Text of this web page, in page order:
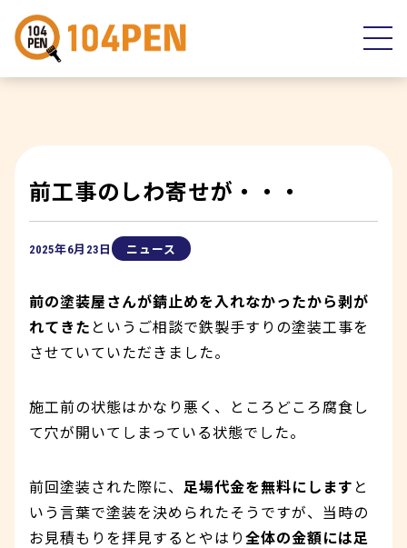
前工事のしわ寄せが・・・
2025年6月23日 ニュース
前の塗装屋さんが錆止めを入れなかったから剥が
れてきた というご相談で鉄製手すりの塗装工事を
させていていただきました。
施工前の状態はかなり悪く、ところどころ腐食し
て穴が開いてしまっている状態でした。
前回塗装された際に、 足場代金を無料にします と
いう言葉で塗装を決められたそうですが、当時の
お見積もりを拝見するとやはり 全体の金額には足